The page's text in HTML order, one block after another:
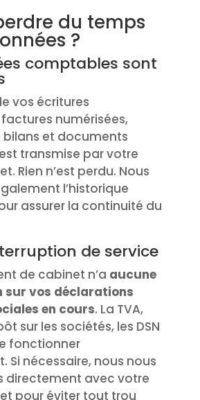
du temps
?
comptables sont
vos écritures
numérisées,
et documents
transmise par votre
Rien n’est perdu. Nous
l’historique
assurer la continuité du
de service
de cabinet n’a aucune
sur vos déclarations
en cours. La TVA,
sur les sociétés, les DSN
fonctionner
Si nécessaire, nous nous
directement avec votre
pour éviter tout trou